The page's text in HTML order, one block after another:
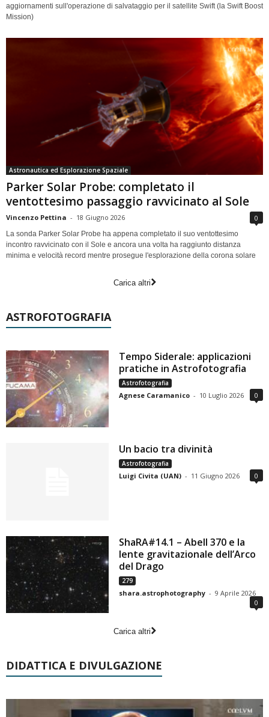
aggiornamenti sull'operazione di salvataggio per il satellite Swift (la Swift Boost
Mission)
Astronautica ed Esplorazione Spaziale
Parker Solar Probe: completato il
ventottesimo passaggio ravvicinato al Sole
Vincenzo Pettina - 18 Giugno 2026 0
La sonda Parker Solar Probe ha appena completato il suo ventottesimo
incontro ravvicinato con il Sole e ancora una volta ha raggiunto distanza
minima e velocità record mentre prosegue l'esplorazione della corona solare
Carica altri
ASTROFOTOGRAFIA
Tempo Siderale: applicazioni
pratiche in Astrofotografia
Astrofotografia
Agnese Caramanico - 10 Luglio 2026 0
Un bacio tra divinità
Astrofotografia
Luigi Civita (UAN) - 11 Giugno 2026 0
ShaRA#14.1 – Abell 370 e la
lente gravitazionale dell’Arco
del Drago
279
shara.astrophotography - 9 Aprile 2026
0
Carica altri
DIDATTICA E DIVULGAZIONE